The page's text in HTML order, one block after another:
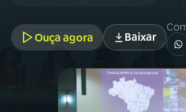
A RÁDIO
PROGRAMAÇÃO
Ouça agora Baixar